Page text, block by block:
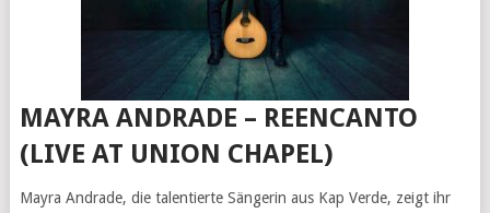
MAYRA ANDRADE – REENCANTO
(LIVE AT UNION CHAPEL)
Mayra Andrade, die talentierte Sängerin aus Kap Verde, zeigt ihr